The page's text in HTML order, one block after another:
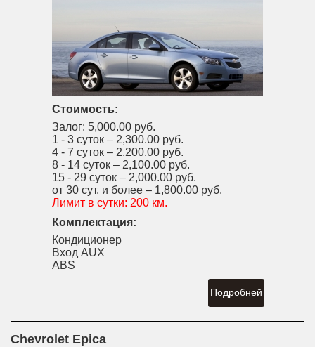
Стоимость:
Залог: 5,000.00 руб.
1 - 3 суток – 2,300.00 руб.
4 - 7 суток – 2,200.00 руб.
8 - 14 суток – 2,100.00 руб.
15 - 29 суток – 2,000.00 руб.
от 30 сут. и более – 1,800.00 руб.
Лимит в сутки: 200 км.
Комплектация:
Кондиционер
Вход AUX
ABS
Подробней
Chevrolet Epica